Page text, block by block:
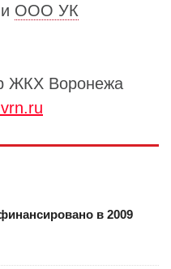
и ООО УК
ЖКХ Воронежа
в 2009